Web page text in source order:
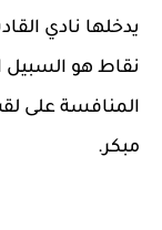
يدخلها نادي
نقاط هو السبيل
المنافسة على
مبكر.